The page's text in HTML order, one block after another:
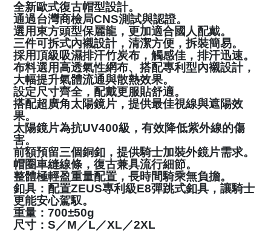
全新歐式復古帽型設計。
通過台灣商檢局CNS測試與認證。
選用東方頭型保麗龍，更加適合國人配戴。
三件可拆式內襯設計，清潔方便，拆裝簡易。
採用頂級吸濕排汗竹炭布，觸感佳，排汗迅速。
布料選用高透氣性網布、搭配專利型內襯設計，
大幅提升氣體流通與散熱效果。
設定尺寸齊全，配戴更服貼舒適。
搭配超廣角太陽鏡片，提供最佳視線與遮陽效
果。
太陽鏡片為抗UV400級，有效降低紫外線的傷
害。
前額預留三個銅釦，提供騎士加裝外鏡片需求。
帽圈車縫線條，復古兼具流行細節。
整體極輕盈重量配置，長時間騎乘無負擔。
釦具：配置ZEUS專利級E8彈跳式釦具，讓騎士
更能安心駕馭。
重量：700±50g
尺寸：S／M／L／XL／2XL